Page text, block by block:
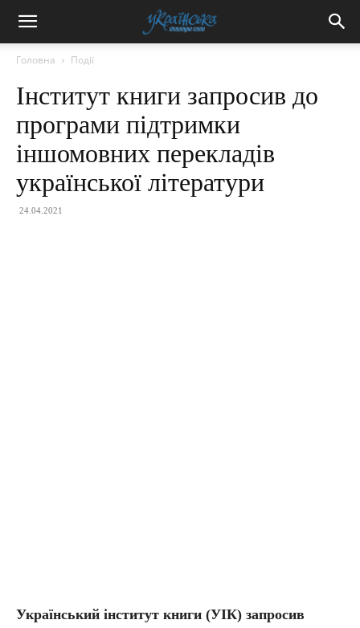
Головна Події
Інститут книги запросив до
програми підтримки
іншомовних перекладів
української літератури
24.04.2021
Український інститут книги (УІК) запросив